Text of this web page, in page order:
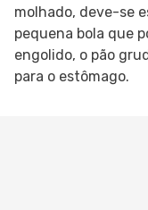
molhado, deve-se
pequena bola que
engolido, o pão
para o estômago.